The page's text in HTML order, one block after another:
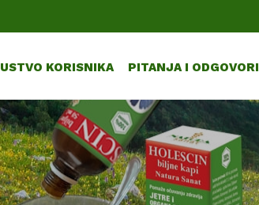
KORISNIKA PITANJA I ODGOVORI